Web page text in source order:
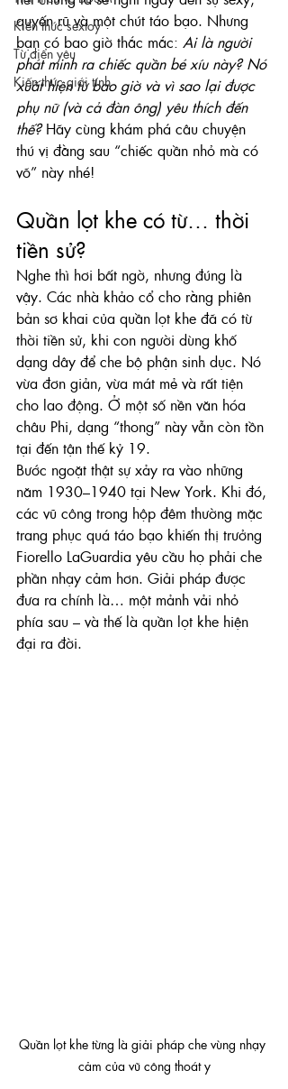
Kiến thức sextoy
Từ điển yêu
Kiến thức giới tính
quyến rũ và một chút táo bạo. Nhưng
bạn có bao giờ thắc mắc: Ai là người
phát minh ra chiếc quần bé xíu này? Nó
xuất hiện từ bao giờ và vì sao lại được
phụ nữ (và cả đàn ông) yêu thích đến
thế? Hãy cùng khám phá câu chuyện
thú vị đằng sau “chiếc quần nhỏ mà có
võ” này nhé!
Quần lọt khe có từ… thời
tiền sử?
Nghe thì hơi bất ngờ, nhưng đúng là
vậy. Các nhà khảo cổ cho rằng phiên
bản sơ khai của quần lọt khe đã có từ
thời tiền sử, khi con người dùng khố
dạng dây để che bộ phận sinh dục. Nó
vừa đơn giản, vừa mát mẻ và rất tiện
cho lao động. Ở một số nền văn hóa
châu Phi, dạng “thong” này vẫn còn tồn
tại đến tận thế kỷ 19.
Bước ngoặt thật sự xảy ra vào những
năm 1930–1940 tại New York. Khi đó,
các vũ công trong hộp đêm thường mặc
trang phục quá táo bạo khiến thị trưởng
Fiorello LaGuardia yêu cầu họ phải che
phần nhạy cảm hơn. Giải pháp được
đưa ra chính là… một mảnh vải nhỏ
phía sau – và thế là quần lọt khe hiện
đại ra đời.
Quần lọt khe từng là giải pháp che vùng nhạy
cảm của vũ công thoát y